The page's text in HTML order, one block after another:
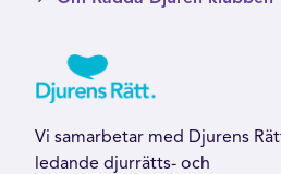
Vi samarbetar med Djurens
ledande djurrätts- och